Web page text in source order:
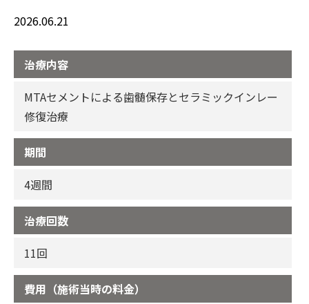
2026.06.21
治療内容
MTAセメントによる歯髄保存とセラミックインレー
修復治療
期間
4週間
治療回数
11回
費用（施術当時の料金）